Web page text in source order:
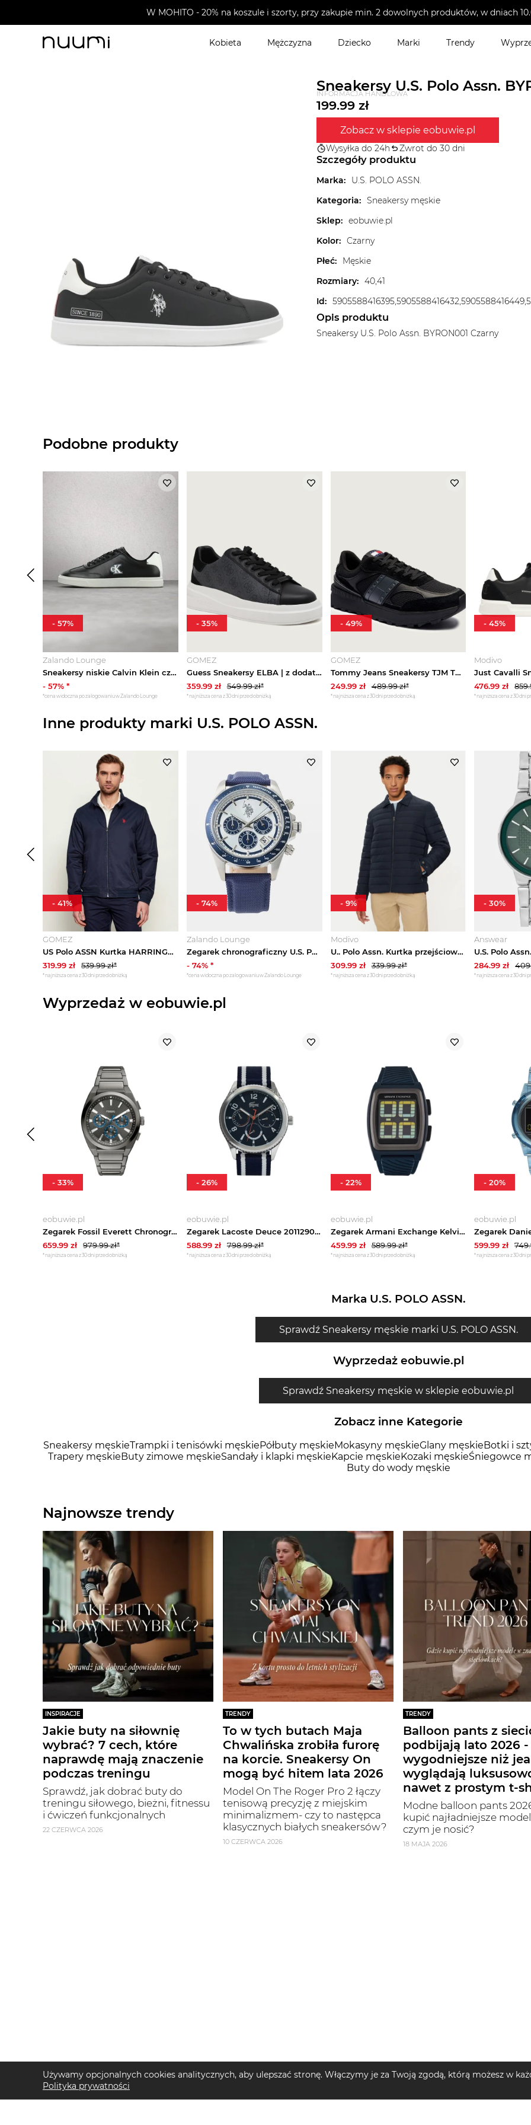
W MOHITO - 20% na koszule i szorty, przy zakupie min. 2 dowolnych produktów, w dniach
Kobieta Mężczyzna Dziecko Marki Trendy
Sneakersy U.S. Polo Assn.
INFORMACJA HANDLOWA
199.99 zł
Zobacz w sklepie eobuwie.pl
Wysyłka do 24h Zwrot do 30 dni
Szczegóły produktu
Marka:
U.S. POLO ASSN.
Kategoria: Sneakersy męskie
Sklep: eobuwie.pl
Kolor: Czarny
Płeć:
Męskie
Rozmiary: 40,41
Id:
Opis produktu
Sneakersy U.S. Polo Assn. BYRON001 Czarny
Podobne produkty
Zalando Lounge
Sneakersy niskie Calvin Klein czarny
- 57% *
*cena widoczna po zalogowaniu w Zalando Lounge
- 57%
GOMEZ
Guess Sneakersy ELBA | z dodatkiem skóry czarny
359.99zł 549.99zł*
*najniższa cena z 30 dni przed obniżką
- 35%
GOMEZ
Tommy Jeans Sneakersy TJM TECHNICAL RUNNER ESS | z dodatkiem skóry czarny
249.99zł 489.99zł*
*najniższa cena z 30 dni przed obniżką
- 49%
Modivo
476.99 zł
*najniższa cena z 30 dni
-45%
Inne produkty marki U.S. POLO ASSN.
GOMEZ
US Polo ASSN Kurtka HARRINGTON | Regular Fit granatowy
319.99 zł 539.99zł*
*najniższa cena z 30 dni przed obniżką
- 41%
Zalando Lounge
Zegarek chronograficzny U.S. POLO ASSN. niebieski
- 74% *
*cena widoczna po zalogowaniu w Zalando Lounge
- 74%
Modivo
U.. Polo Assn. Kurtka przejściowa MUP3559 Granatowy Regular Fit U.S. POLO ASSN.
309.99zł 339.99zł*
*najniższa cena z 30 dni przed obniżką
- 9%
Answear
284.99 zł
*najniższa cena z 30 dni
-30%
Wyprzedaż w eobuwie.pl
eobuwie.pl
Zegarek Fossil Everett Chronograph FS6107 Szary
659.99 zł 979.99zł*
*najniższa cena z 30 dni przed obniżką
- 33%
eobuwie.pl
Zegarek Lacoste Deuce 2011290 Granatowy
588.99zł 798.99zł*
*najniższa cena z 30 dni przed obniżką
- 26%
eobuwie.pl
Zegarek Armani Exchange Kelvin AX2970 Granatowy
459.99zł 589.99zł*
*najniższa cena z 30 dni przed obniżką
- 22%
eobuwie.pl
599.99 zł
*najniższa cena z 30 dni
-20%
Marka U.S. POLO ASSN.
Sprawdź Sneakersy męskie marki U.S. POLO ASSN.
Wyprzedaż eobuwie.pl
Sprawdź Sneakersy męskie w sklepie eobuwie.pl
Zobacz inne Kategorie
Sneakersy męskieTrampki i tenisówki męskiePółbuty męskieMokasyny męskieGlany męskieBotki i
Trapery męskieButy zimowe męskieSandały i klapki męskieKapcie męskieKozaki męskieŚniegowce
Buty do wody męskie
Najnowsze trendy
INSPIRACJE
Jakie buty na siłownię
wybrać? 7 cech, które
naprawdę mają znaczenie
podczas treningu
Sprawdź, jak dobrać buty do
treningu siłowego, bieżni, fitnessu
i ćwiczeń funkcjonalnych
22 CZERWCA 2026
TRENDY
To w tych butach Maja
Chwalińska zrobiła furorę
na korcie. Sneakersy On
mogą być hitem lata 2026
Model On The Roger Pro 2 łączy
tenisową precyzję z miejskim
minimalizmem- czy to następca
klasycznych białych sneakersów?
10 CZERWCA 2026
TRENDY
Balloon pants z
podbijają lato 2026 -
wygodniejsze niż
wyglądają
nawet z prostym t-
Modne balloon pants
kupić najładniejsze
czym je nosić?
18 MAJA 2026
Używamy opcjonalnych cookies analitycznych, aby ulepszać stronę. Włączymy je za Twoją zgodą, którą możesz w
Polityka prywatności